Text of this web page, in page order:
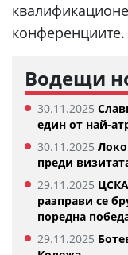
конференциите.
Водещи
30.11.2025
един от най-
30.11.2025
преди
29.11.2025
разправи се
поредна
29.11.2025